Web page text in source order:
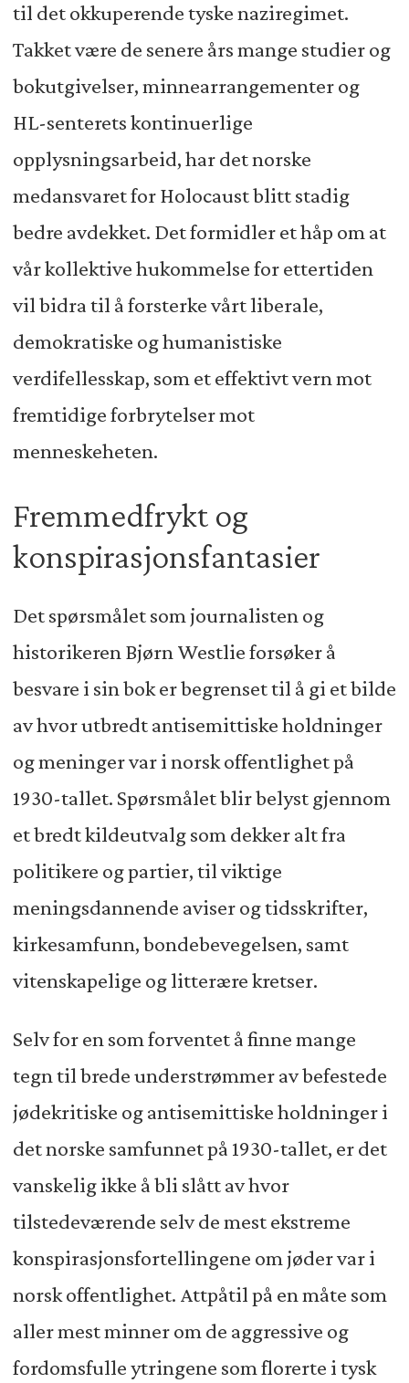
til det okkuperende tyske naziregimet.
Takket være de senere års mange studier og
bokutgivelser, minnearrangementer og
HL-senterets kontinuerlige
opplysningsarbeid, har det norske
medansvaret for Holocaust blitt stadig
bedre avdekket. Det formidler et håp om at
vår kollektive hukommelse for ettertiden
vil bidra til å forsterke vårt liberale,
demokratiske og humanistiske
verdifellesskap, som et effektivt vern mot
fremtidige forbrytelser mot
menneskeheten.
Fremmedfrykt og
konspirasjonsfantasier
Det spørsmålet som journalisten og
historikeren Bjørn Westlie forsøker å
besvare i sin bok er begrenset til å gi et bilde
av hvor utbredt antisemittiske holdninger
og meninger var i norsk offentlighet på
1930-tallet. Spørsmålet blir belyst gjennom
et bredt kildeutvalg som dekker alt fra
politikere og partier, til viktige
meningsdannende aviser og tidsskrifter,
kirkesamfunn, bondebevegelsen, samt
vitenskapelige og litterære kretser.
Selv for en som forventet å finne mange
tegn til brede understrømmer av befestede
jødekritiske og antisemittiske holdninger i
det norske samfunnet på 1930-tallet, er det
vanskelig ikke å bli slått av hvor
tilstedeværende selv de mest ekstreme
konspirasjonsfortellingene om jøder var i
norsk offentlighet. Attpåtil på en måte som
aller mest minner om de aggressive og
fordomsfulle ytringene som florerte i tysk